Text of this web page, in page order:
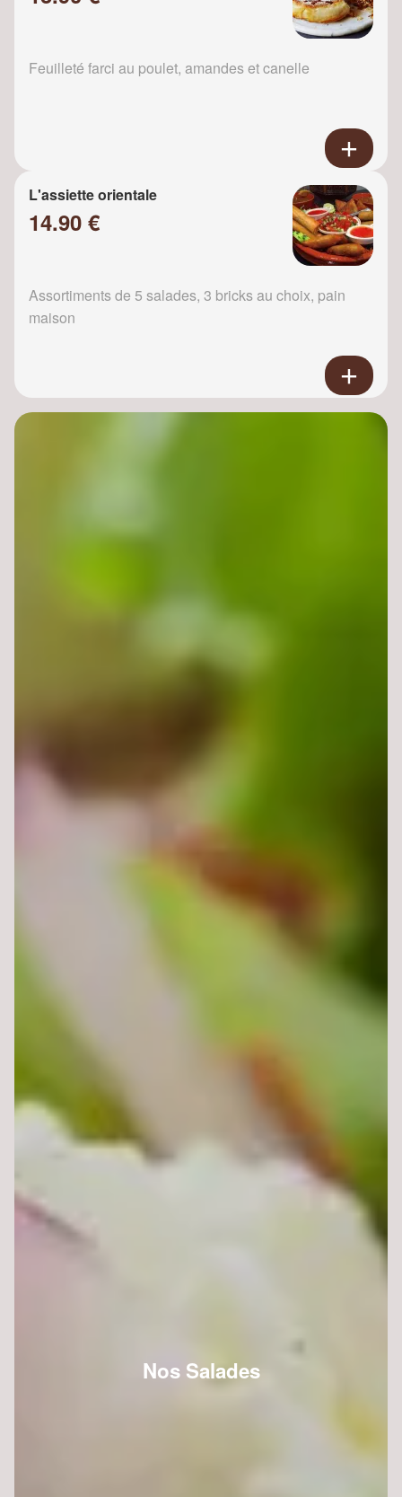
Feuilleté farci au poulet, amandes et canelle
L'assiette orientale
14.90 €
Assortiments de 5 salades, 3 bricks au choix, pain
maison
Nos Salades